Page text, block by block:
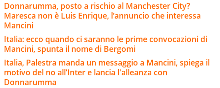
Donnarumma, posto a rischio al Manchester City?
Maresca non è Luis Enrique, l’annuncio che interessa
Mancini
Italia: ecco quando ci saranno le prime convocazioni di
Mancini, spunta il nome di Bergomi
Italia, Palestra manda un messaggio a Mancini, spiega il
motivo del no all’Inter e lancia l'alleanza con
Donnarumma